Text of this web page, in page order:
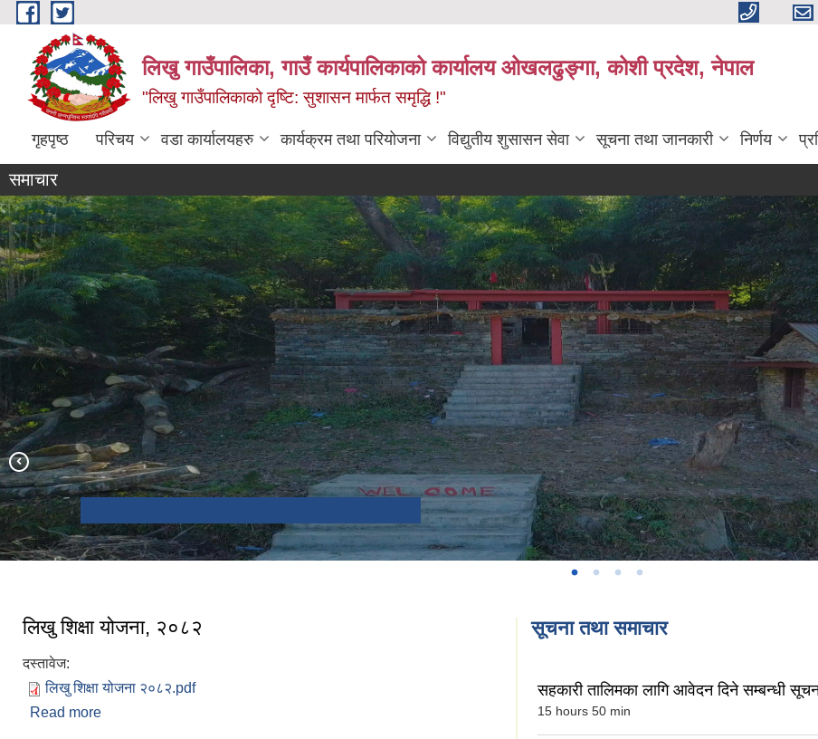
Skip to main content
लिखु गाउँपालिका, गाउँ कार्यपालिकाको कार्यालय ओखलढुङ्गा, कोशी प्रदेश, नेपाल
"लिखु गाउँपालिकाको दृष्टि: सुशासन मार्फत समृद्धि !"
गृहपृष्ठ परिचय वडा कार्यालयहरु कार्यक्रम तथा परियोजना विद्युतीय शुसासन सेवा सूचना तथा जानकारी निर्णय
समाचार
पोकली झरना
लिखु शिक्षा योजना, २०८२
दस्तावेज:
लिखु शिक्षा योजना २०८२.pdf
Read more
सूचना तथा समाचार
सहकारी तालिमका लागि आवेदन दिने सम्बन्धी
15 hours 50 min